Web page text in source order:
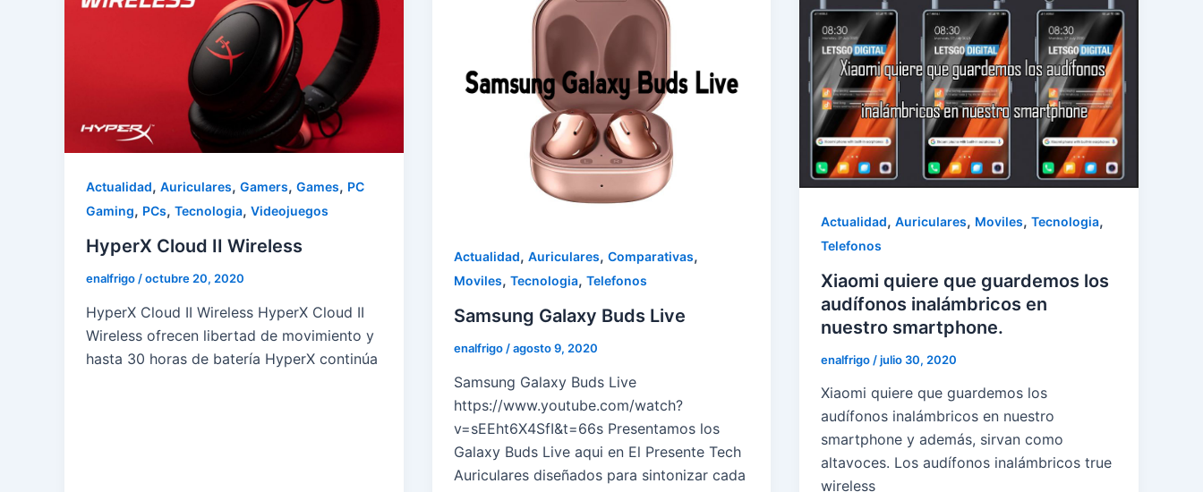
Actualidad, Auriculares, Gamers, Games, PC
Gaming, PCs, Tecnologia, Videojuegos
HyperX Cloud II Wireless
enalfrigo /octubre 20, 2020
HyperX Cloud II Wireless HyperX Cloud II
Wireless ofrecen libertad de movimiento y
hasta 30 horas de batería HyperX continúa
Actualidad, Auriculares, Comparativas,
Moviles, Tecnologia, Telefonos
Samsung Galaxy Buds Live
enalfrigo/agosto 9, 2020
Samsung Galaxy Buds Live
https://www.youtube.com/watch?
v=sEEht6X4SfI&t=66s Presentamos los
Galaxy Buds Live aqui en El Presente Tech
Auriculares diseñados para sintonizar cada
Actualidad,Auriculares, Moviles,Tecnologia,
Telefonos
Xiaomi quiere que guardemos los
audífonos inalámbricos en
nuestro smartphone.
enalfrigo /julio 30, 2020
Xiaomi quiere que guardemos los
audífonos inalámbricos en nuestro
smartphone y además, sirvan como
altavoces. Los audífonos inalámbricos true
wireless